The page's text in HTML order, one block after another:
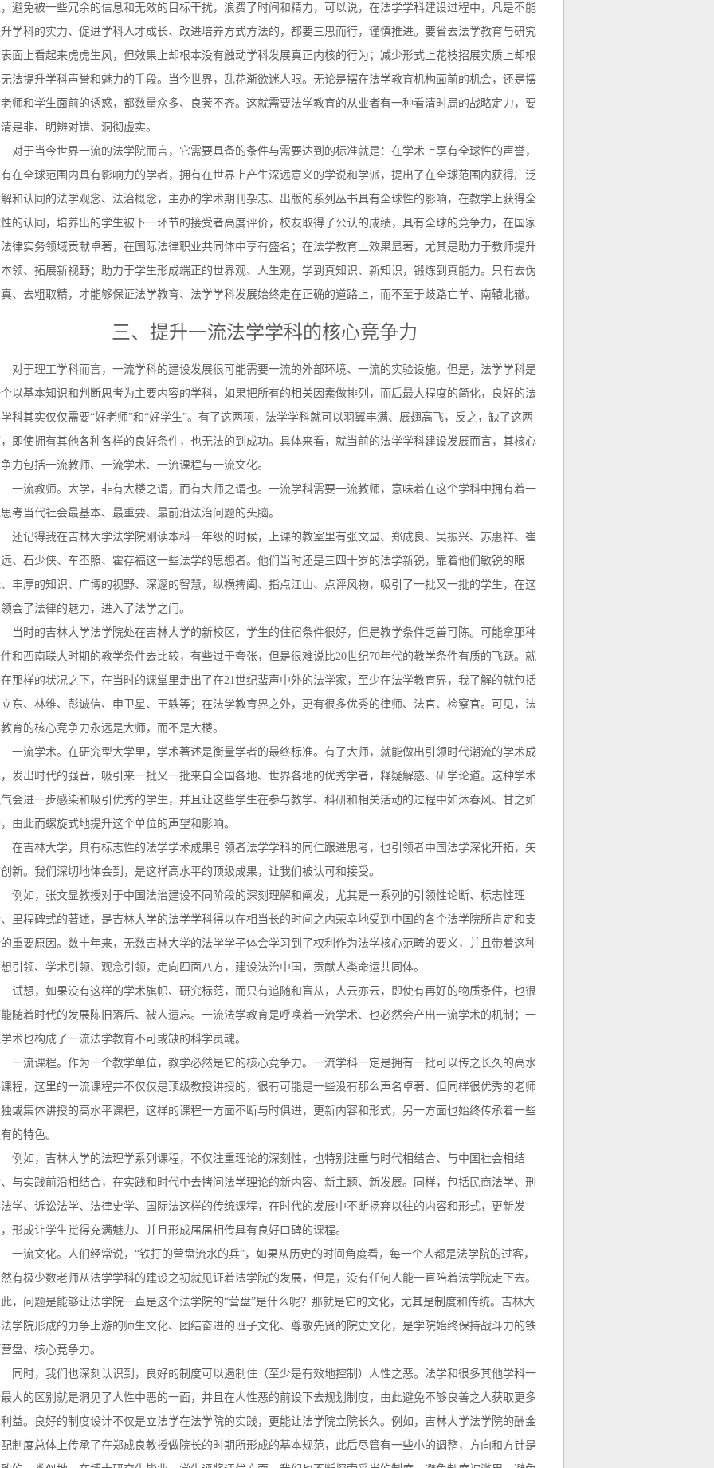
避免被一些冗余的信息和无效的目标干扰，浪费了时间和精力，可以说，在法学学科建设过程中，凡是不能
学科的实力、促进学科人才成长、改进培养方式方法的，都要三思而行，谨慎推进。要省去法学教育与研究
面上看起来虎虎生风，但效果上却根本没有触动学科发展真正内核的行为；减少形式上花枝招展实质上却根
法提升学科声誉和魅力的手段。当今世界，乱花渐欲迷人眼。无论是摆在法学教育机构面前的机会，还是摆
师和学生面前的诱惑，都数量众多、良莠不齐。这就需要法学教育的从业者有一种看清时局的战略定力，要
是非、明辨对错、洞彻虚实。
对于当今世界一流的法学院而言，它需要具备的条件与需要达到的标准就是：在学术上享有全球性的声誉，
在全球范围内具有影响力的学者，拥有在世界上产生深远意义的学说和学派，提出了在全球范围内获得广泛
和认同的法学观念、法治概念，主办的学术期刊杂志、出版的系列丛书具有全球性的影响，在教学上获得全
的认同，培养出的学生被下一环节的接受者高度评价，校友取得了公认的成绩，具有全球的竞争力，在国家
律实务领域贡献卓著，在国际法律职业共同体中享有盛名；在法学教育上效果显著，尤其是助力于教师提升
领、拓展新视野；助力于学生形成端正的世界观、人生观，学到真知识、新知识，锻炼到真能力。只有去伪
、去粗取精，才能够保证法学教育、法学学科发展始终走在正确的道路上，而不至于歧路亡羊、南辕北辙。
三、提升一流法学学科的核心竞争力
对于理工学科而言，一流学科的建设发展很可能需要一流的外部环境、一流的实验设施。但是，法学学科是
以基本知识和判断思考为主要内容的学科，如果把所有的相关因素做排列，而后最大程度的简化，良好的法
科其实仅仅需要“好老师”和“好学生”。有了这两项，法学学科就可以羽翼丰满、展翅高飞，反之，缺了这两
即使拥有其他各种各样的良好条件，也无法的到成功。具体来看，就当前的法学学科建设发展而言，其核心
力包括一流教师、一流学术、一流课程与一流文化。
一流教师。 大学，非有大楼之谓，而有大师之谓也。一流学科需要一流教师，意味着在这个学科中拥有着一
考当代社会最基本、最重要、最前沿法治问题的头脑。
还记得我在吉林大学法学院刚读本科一年级的时候，上课的教室里有张文显、郑成良、吴振兴、苏惠祥、崔
、石少侠、车丕照、霍存福这一些法学的思想者。他们当时还是三四十岁的法学新锐，靠着他们敏锐的眼
丰厚的知识、广博的视野、深邃的智慧，纵横捭阖、指点江山、点评风物，吸引了一批又一批的学生，在这
会了法律的魅力，进入了法学之门。
当时的吉林大学法学院处在吉林大学的新校区，学生的住宿条件很好，但是教学条件乏善可陈。可能拿那种
和西南联大时期的教学条件去比较，有些过于夸张，但是很难说比20世纪70年代的教学条件有质的飞跃。就
那样的状况之下，在当时的课堂里走出了在21 世纪蜚声中外的法学家，至少在法学教育界，我了解的就包括
东、林维、彭诚信、申卫星、王轶等；在法学教育界之外，更有很多优秀的律师、法官、检察官。可见，法
育的核心竞争力永远是大师，而不是大楼。
一流学术。 在研究型大学里，学术著述是衡量学者的最终标准。有了大师，就能做出引领时代潮流的学术成
发出时代的强音，吸引来一批又一批来自全国各地、世界各地的优秀学者，释疑解惑、研学论道。这种学术
会进一步感染和吸引优秀的学生，并且让这些学生在参与教学、科研和相关活动的过程中如沐春风、甘之如
由此而螺旋式地提升这个单位的声望和影响。
在吉林大学，具有标志性的法学学术成果引领者法学学科的同仁跟进思考，也引领者中国法学深化开拓，矢
新。我们深切地体会到，是这样高水平的顶级成果，让我们被认可和接受。
例如，张文显教授对于中国法治建设不同阶段的深刻理解和阐发，尤其是一系列的引领性论断、标志性理
里程碑式的著述，是吉林大学的法学学科得以在相当长的时间之内荣幸地受到中国的各个法学院所肯定和支
重要原因。数十年来，无数吉林大学的法学学子体会学习到了权利作为法学核心范畴的要义，并且带着这种
引领、学术引领、观念引领，走向四面八方，建设法治中国，贡献人类命运共同体。
试想，如果没有这样的学术旗帜、研究标范，而只有追随和盲从，人云亦云，即使有再好的物质条件，也很
随着时代的发展陈旧落后、被人遗忘。一流法学教育是呼唤着一流学术、也必然会产出一流学术的机制；一
术也构成了一流法学教育不可或缺的科学灵魂。
一流课程。 作为一个教学单位，教学必然是它的核心竞争力。一流学科一定是拥有一批可以传之长久的高水
程，这里的一流课程并不仅仅是顶级教授讲授的，很有可能是一些没有那么声名卓著、但同样很优秀的老师
或集体讲授的高水平课程，这样的课程一方面不断与时俱进，更新内容和形式，另一方面也始终传承着一些
的特色。
例如，吉林大学的法理学系列课程，不仅注重理论的深刻性，也特别注重与时代相结合、与中国社会相结
与实践前沿相结合，在实践和时代中去拷问法学理论的新内容、新主题、新发展。同样，包括民商法学、刑
学、诉讼法学、法律史学、国际法这样的传统课程，在时代的发展中不断扬弃以往的内容和形式，更新发
形成让学生觉得充满魅力、并且形成届届相传具有良好口碑的课程。
一流文化。
人们经常说，“铁打的营盘流水的兵”，如果从历史的时间角度看，每一个人都是法学院的过客，
有极少数老师从法学学科的建设之初就见证着法学院的发展，但是，没有任何人能一直陪着法学院走下去。
，问题是能够让法学院一直是这个法学院的“营盘”是什么呢？那就是它的文化，尤其是制度和传统。吉林大
学院形成的力争上游的师生文化、团结奋进的班子文化、尊敬先贤的院史文化，是学院始终保持战斗力的铁
盘、核心竞争力。
同时，我们也深刻认识到，良好的制度可以遏制住（至少是有效地控制）人性之恶。法学和很多其他学科一
大的区别就是洞见了人性中恶的一面，并且在人性恶的前设下去规划制度，由此避免不够良善之人获取更多
益。良好的制度设计不仅是立法学在法学院的实践，更能让法学院立院长久。例如，吉林大学法学院的酬金
制度总体上传承了在郑成良教授做院长的时期所形成的基本规范，此后尽管有一些小的调整，方向和方针是